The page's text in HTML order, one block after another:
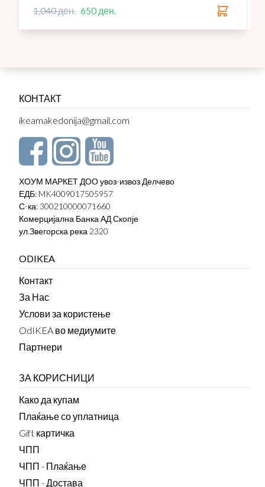
1,040 ден. 650 ден.
КОНТАКТ
ikeamakedonija@gmail.com
ХОУМ МАРКЕТ ДОО увоз-извоз Делчево
ЕДБ: MK4009017505957
С-ка: 300210000071660
Комерцијална Банка АД Скопје
ул.Звегорска река 2320
ODIKEA
Контакт
За Нас
Услови за користење
OdIKEA во медиумите
Партнери
ЗА КОРИСНИЦИ
Како да купам
Плаќање со уплатница
Gift картичка
ЧПП
ЧПП - Плаќање
ЧПП - Достава